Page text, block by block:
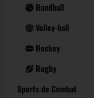
Handball
Volley-ball
Hockey
Rugby
Sports de Combat